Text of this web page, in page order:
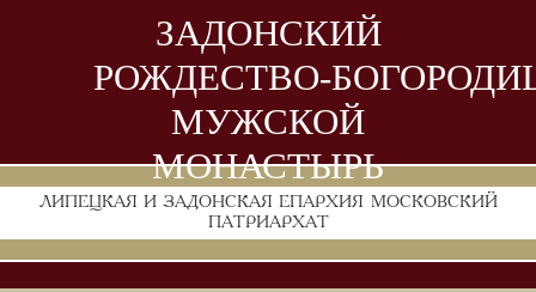
ЗАДОНСКИЙ
РОЖДЕСТВО-
МУЖСКОЙ
МОНАСТЫРЬ
ЛИПЕЦКАЯ И ЗАДОНСКАЯ ЕПАРХИЯ МОСКОВСКИЙ
ПАТРИАРХАТ